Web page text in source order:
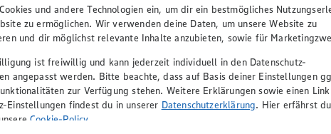
Mark Rosenkranz (Geschäftsführer), Ulf-U. Plath
und andere Technologien ein, um dir ein bestmögliches
zu ermöglichen. Wir verwenden deine Daten, um unsere Website zu
und dir möglichst relevante Inhalte anzubieten, sowie für
ist freiwillig und kann jederzeit individuell in den Datenschutz-
angepasst werden. Bitte beachte, dass auf Basis deiner Einstellungen
zur Verfügung stehen. Weitere Erklärungen sowie einen
Einstellungen findest du in unserer Datenschutzerklärung. Hier erfährst
Cookie-Policy.